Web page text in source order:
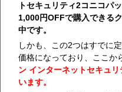
トセキュリティ2コニコパ
1,000円OFFで購入できる
中です。
しかも、この2つはすでに
価格になっており、ここか
ン インターネットセキュ
います。